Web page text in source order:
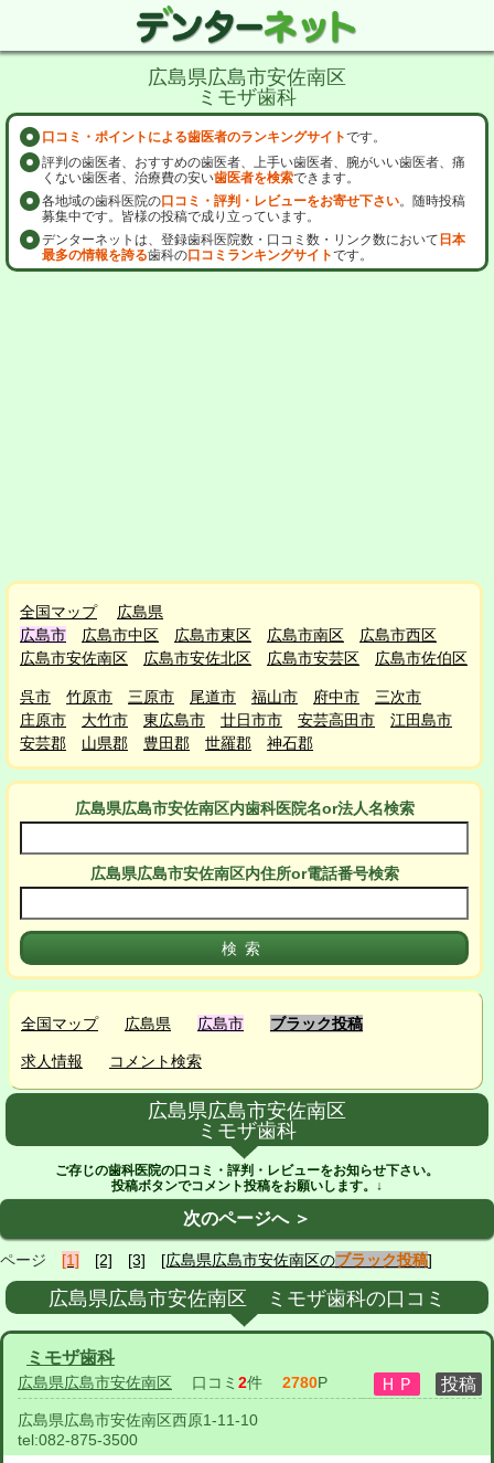
広島県広島市安佐南区
ミモザ歯科
口コミ・ポイントによる歯医者のランキングサイトです。
評判の歯医者、おすすめの歯医者、上手い歯医者、腕がいい歯医者、痛
くない歯医者、治療費の安い歯医者を検索できます。
各地域の歯科医院の口コミ・評判・レビューをお寄せ下さい。随時投稿
募集中です。皆様の投稿で成り立っています。
デンターネットは、登録歯科医院数・口コミ数・リンク数において 日本
最多の情報を誇る歯科の口コミランキングサイトです。
全国マップ
広島県
広島市
広島市中区 広島市東区 広島市南区
広島市西区
広島市安佐南区
広島市安佐北区 広島市安芸区 広島市佐伯区
呉市 竹原市 三原市 尾道市 福山市 府中市
三次市
庄原市
大竹市 東広島市 廿日市市 安芸高田市
江田島市
安芸郡
山県郡 豊田郡 世羅郡 神石郡
広島県広島市安佐南区内歯科医院名or法人名検索
広島県広島市安佐南区内住所or電話番号検索
全国マップ 広島県 広島市 ブラック投稿
求人情報 コメント検索
広島県広島市安佐南区
ミモザ歯科
ご存じの歯科医院の口コミ・評判・レビューをお知らせ下さい。
投稿ボタンでコメント投稿をお願いします。↓
次のページへ ＞
ページ [1] [2] [3] [広島県広島市安佐南区のブラック投稿]
広島県広島市安佐南区 ミモザ歯科の口コミ
ミモザ歯科
広島県広島市安佐南区 口コミ 2件 2780P
広島県広島市安佐南区西原1-11-10
tel:082-875-3500